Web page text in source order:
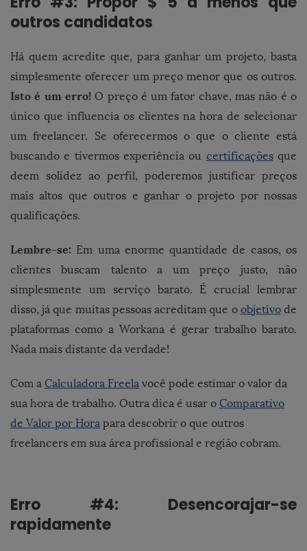
outros candidatos
Há quem acredite que, para ganhar um projeto, basta
simplesmente oferecer um preço menor que os outros.
Isto é um erro! O preço é um fator chave, mas não é o
único que influencia os clientes na hora de selecionar
um freelancer. Se oferecermos o que o cliente está
buscando e tivermos experiência ou certificaçõesque
deem solidez ao perfil, poderemos justificar preços
mais altos que outros e ganhar o projeto por nossas
qualificações.
Lembre-se: Em uma enorme quantidade de casos, os
clientes buscam talento a um preço justo, não
simplesmente um serviço barato. É crucial lembrar
disso, já que muitas pessoas acreditam que o objetivode
plataformas como a Workana é gerar trabalho barato.
Nada mais distante da verdade!
Com a Calculadora Freela você pode estimar o valor da
sua hora de trabalho. Outra dica é usar o Comparativo
de Valor por Hora para descobrir o que outros
freelancers em sua área profissional e região cobram.
Erro #4: Desencorajar-se
rapidamente